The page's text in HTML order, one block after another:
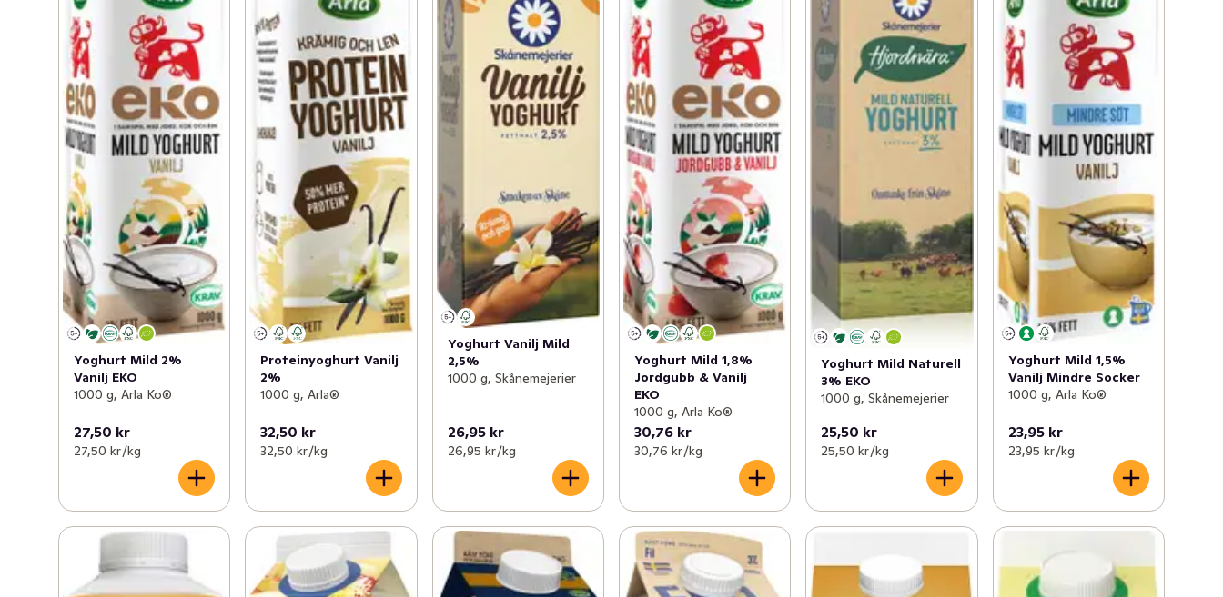
Yoghurt Mild 2%
Vanilj EKO
1000 g, Arla Ko®
27,50 kr
27,50 kr /kg
Proteinyoghurt Vanilj
2%
1000 g, Arla®
32,50 kr
32,50 kr /kg
Yoghurt Vanilj Mild
2,5%
1000 g, Skånemejerier
26,95 kr
26,95 kr /kg
Yoghurt Mild 1,8%
Jordgubb & Vanilj
EKO
1000 g, Arla Ko®
30,76 kr
30,76 kr /kg
Yoghurt Mild Naturell
3% EKO
1000 g, Skånemejerier
25,50 kr
25,50 kr /kg
Yoghurt Mild 1,5%
Vanilj Mindre Socker
1000 g, Arla Ko®
23,95 kr
23,95 kr /kg